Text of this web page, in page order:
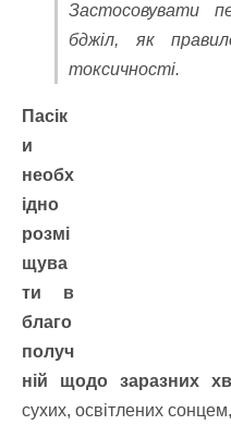
Застосовувати
бджіл, як
токсичності.
Пасік
и
необх
ідно
розмі
щува
ти в
благо
получ
ній щодо заразних
сухих, освітлених